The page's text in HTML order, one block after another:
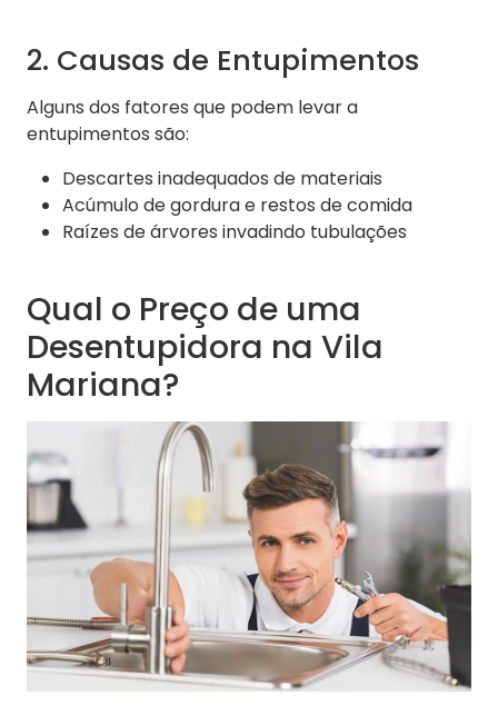
2. Causas de Entupimentos
Alguns dos fatores que podem levar a
entupimentos são:
Descartes inadequados de materiais
Acúmulo de gordura e restos de comida
Raízes de árvores invadindo tubulações
Qual o Preço de uma
Desentupidora na Vila
Mariana?